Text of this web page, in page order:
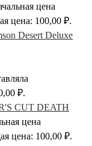
цена
цена: 100,00 ₽.
Desert Deluxe
₽.
DEATH
цена
цена: 100,00 ₽.